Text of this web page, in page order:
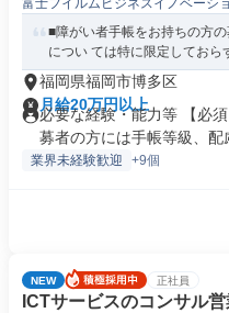
富士フイルムビジネスイノベーシ
■障がい者手帳をお持ちの方
につい ては特に限定しておら
福岡県福岡市博多区
月給20万円以上
必要な経験・能力等 【必
募者の方には手帳等級、配
業界未経験歓迎 +9個
NEW 正社員
ICTサービスのコンサル